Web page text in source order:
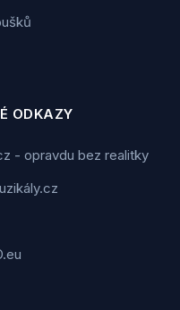
ODKAZY
- opravdu bez realitky